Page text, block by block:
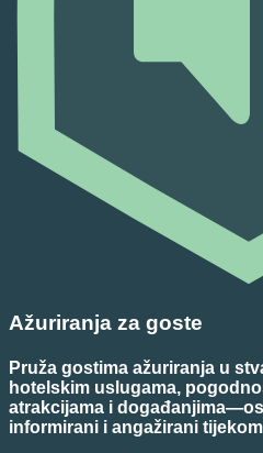
Ažuriranja za goste
Pruža gostima ažuriranja u
hotelskim uslugama,
atrakcijama i
informirani i angažirani